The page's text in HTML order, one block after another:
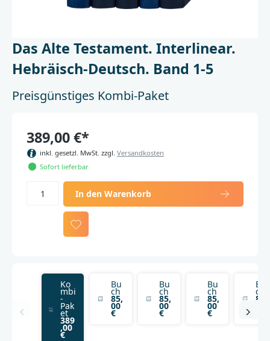
Das Alte Testament. Interlinear.
Hebräisch-Deutsch. Band 1-5
Preisgünstiges Kombi-Paket
389,00 €*
inkl. gesetzl. MwSt. zzgl. Versandkosten
Sofort lieferbar
In den Warenkorb
Ko
mbi
-
Pak
et
389
,00
€
Bu
ch
85,
00
€
Bu
ch
85,
00
€
Bu
ch
85,
00
€
Bu
ch
85,